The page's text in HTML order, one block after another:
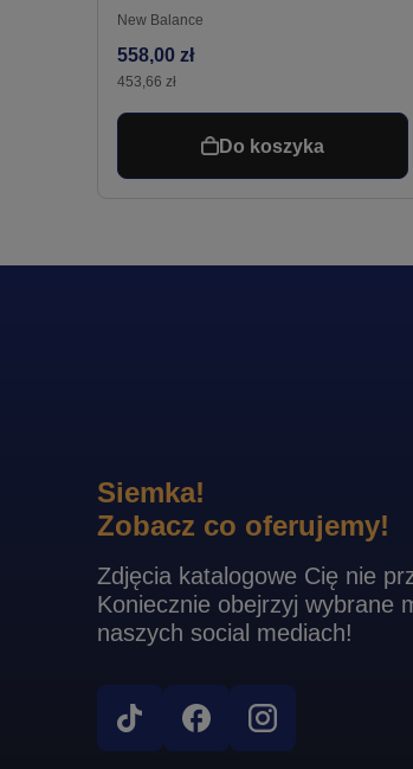
New Balance
558,00 zł
453,66 zł
Do koszyka
Siemka!
Zobacz co oferujemy!
Zdjęcia katalogowe Cię nie
Koniecznie obejrzyj wybrane
naszych social mediach!